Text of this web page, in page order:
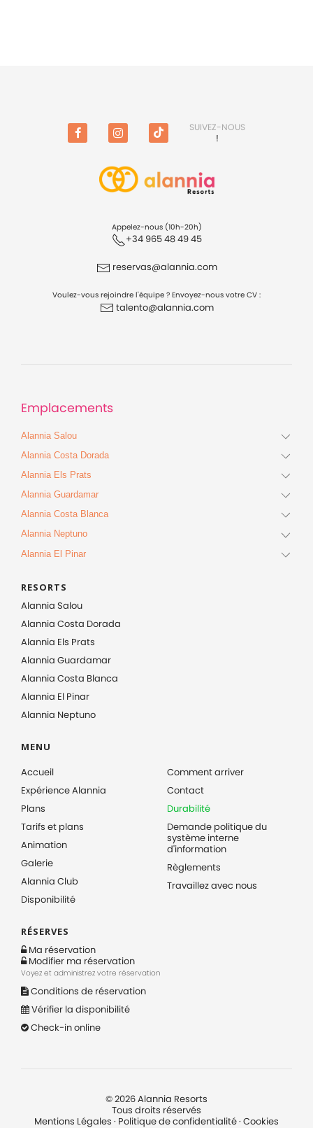
anglais)
SUIVEZ-NOUS
!
Appelez-nous (10h-20h)
+34 965 48 49 45
reservas@alannia.com
Voulez-vous rejoindre l'équipe ? Envoyez-nous votre CV :
talento@alannia.com
Emplacements
Alannia Salou
Alannia Costa Dorada
Alannia Els Prats
Alannia Guardamar
Alannia Costa Blanca
Alannia Neptuno
Alannia El Pinar
RESORTS
Alannia Salou
Alannia Costa Dorada
Alannia Els Prats
Alannia Guardamar
Alannia Costa Blanca
Alannia El Pinar
Alannia Neptuno
MENU
Accueil
Expérience Alannia
Plans
Tarifs et plans
Animation
Galerie
Alannia Club
Disponibilité
Comment arriver
Contact
Durabilité
Demande politique du
système interne
d'information
Règlements
Travaillez avec nous
RÉSERVES
Ma réservation
Modifier ma réservation
Voyez et administrez votre réservation
Conditions de réservation
Vérifier la disponibilité
Check-in online
©2026Alannia Resorts
Tous droits réservés
Mentions Légales · Politique de confidentialité· Cookies